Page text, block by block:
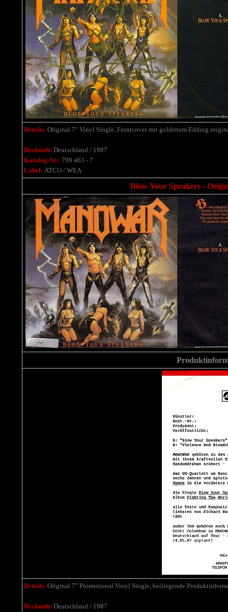
Details: Original 7" Vinyl Single, Frontcover mit goldenem Edding
Herkunft: Deutschland / 1987
Katalog-Nr.: 799 463 - 7
Label: ATCO / WEA
Blow Your Speakers -
Details: Original 7" Promotional Vinyl Single, beiliegende
Herkunft: Deutschland / 1987